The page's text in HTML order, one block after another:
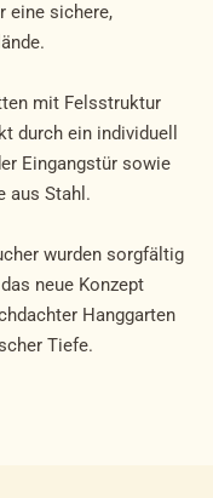
eine sichere,
mit Felsstruktur
durch ein individuell
Eingangstür sowie
aus Stahl.
wurden sorgfältig
neue Konzept
Hanggarten
Tiefe.